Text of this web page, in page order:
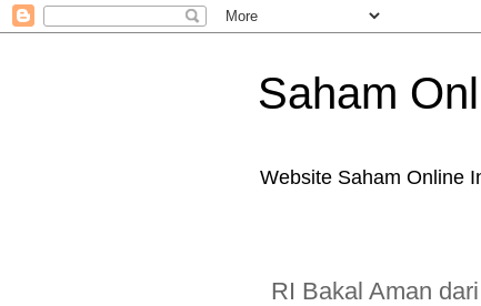
Saham
Website Saham Online
RI Bakal Aman